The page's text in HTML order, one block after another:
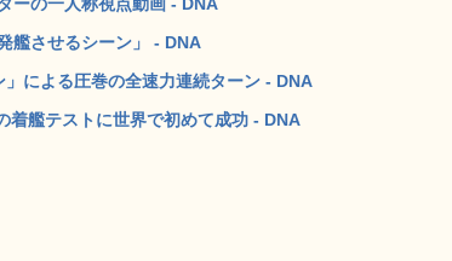
艦させるシーン」 - DNA
による圧巻の全速力連続ターン - DNA
着艦テストに世界で初めて成功 - DNA